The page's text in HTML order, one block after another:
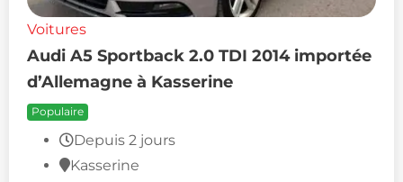
Voitures
Audi A5 Sportback 2.0 TDI 2014 importée
d’Allemagne à Kasserine
Populaire
Depuis 2 jours
Kasserine